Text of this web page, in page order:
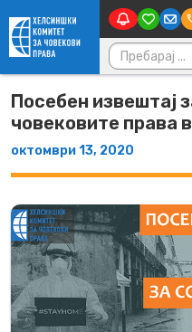
Skip to content
Пребарувај
Посебен извештај
човековите права
октомври 13, 2020